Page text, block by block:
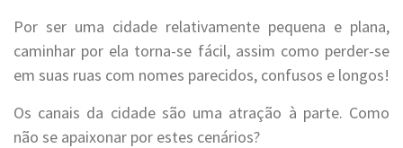
Por ser uma cidade relativamente pequena e plana,
caminhar por ela torna-se fácil, assim como perder-se
em suas ruas com nomes parecidos, confusos e longos!
Os canais da cidade são uma atração à parte. Como
não se apaixonar por estes cenários?